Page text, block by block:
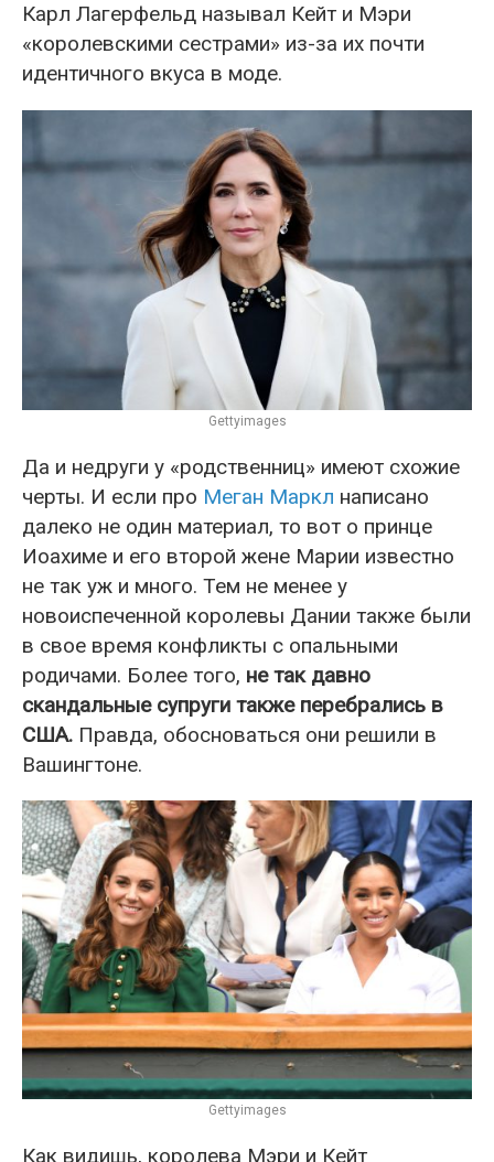
Карл Лагерфельд называл Кейт и Мэри
«королевскими сестрами» из-за их почти
идентичного вкуса в моде.
Gettyimages
Да и недруги у «родственниц» имеют схожие
черты. И если про Меган Маркл написано
далеко не один материал, то вот о принце
Иоахиме и его второй жене Марии известно
не так уж и много. Тем не менее у
новоиспеченной королевы Дании также были
в свое время конфликты с опальными
родичами. Более того, не так давно
скандальные супруги также перебрались в
США. Правда, обосноваться они решили в
Вашингтоне.
Gettyimages
Как видишь, королева Мэри и Кейт